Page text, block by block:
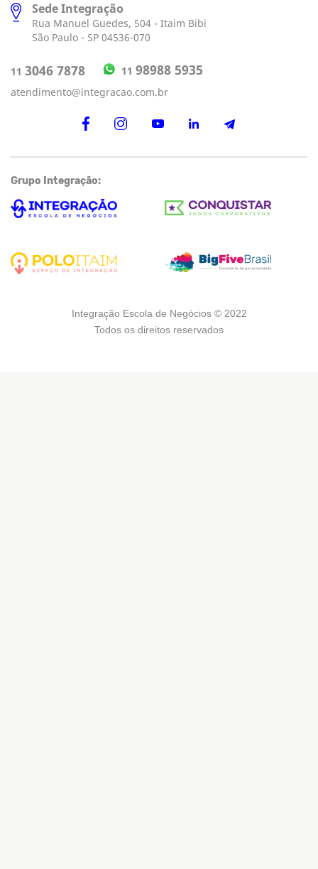
Sede Integração
Rua Manuel Guedes, 504 - Itaim Bibi
São Paulo - SP 04536-070
11 3046 7878 11 98988 5935
atendimento@integracao.com.br
Grupo Integração:
Integração Escola de Negócios © 2022
Todos os direitos reservados